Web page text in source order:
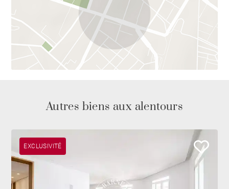
Pour plus d’informations sur ce bien et d’autres
propriétés similaires, nous vous invitons à consulter le
portail de BARNES Madrid.
Autres biens aux alentours
EXCLUSIVITÉ